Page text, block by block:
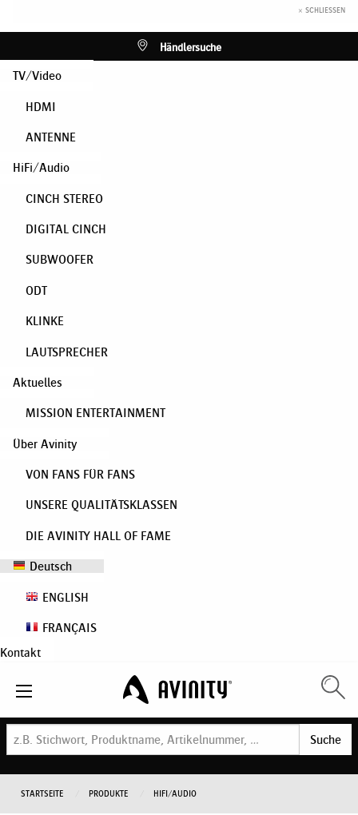
× SCHLIESSEN
Händlersuche
TV/Video
HDMI
ANTENNE
HiFi/Audio
CINCH STEREO
DIGITAL CINCH
SUBWOOFER
ODT
KLINKE
LAUTSPRECHER
Aktuelles
MISSION ENTERTAINMENT
Über Avinity
VON FANS FÜR FANS
UNSERE QUALITÄTSKLASSEN
DIE AVINITY HALL OF FAME
Deutsch
ENGLISH
FRANÇAIS
Kontakt
Suche
STARTSEITE PRODUKTE HIFI/AUDIO